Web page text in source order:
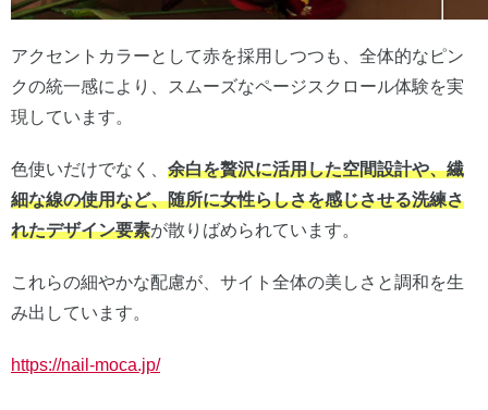
アクセントカラーとして赤を採用しつつも、全体的なピン
クの統一感により、スムーズなページスクロール体験を実
現しています。
色使いだけでなく、 余白を贅沢に活用した空間設計や、繊
細な線の使用など、随所に女性らしさを感じさせる洗練さ
れたデザイン要素が散りばめられています。
これらの細やかな配慮が、サイト全体の美しさと調和を生
み出しています。
https://nail-moca.jp/